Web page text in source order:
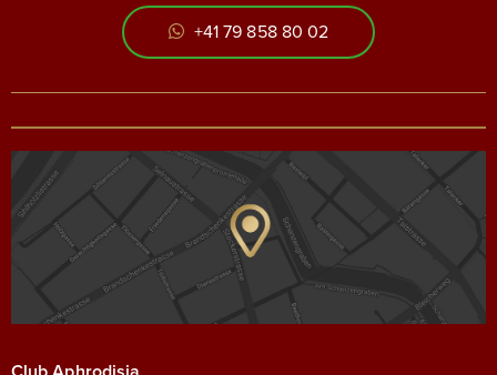
+41 79 858 80 02